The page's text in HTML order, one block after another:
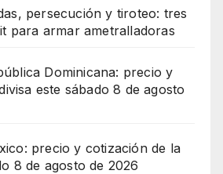
persecución y tiroteo: tres
para armar ametralladoras
Dominicana: precio y
este sábado 8 de agosto
precio y cotización de la
8 de agosto de 2026